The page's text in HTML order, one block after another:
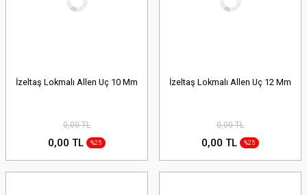
İzeltaş Lokmalı Allen Uç 10 Mm
0,00 TL
0,00 TL %25
İzeltaş Lokmalı Allen Uç 12 Mm
0,00 TL
0,00 TL %25